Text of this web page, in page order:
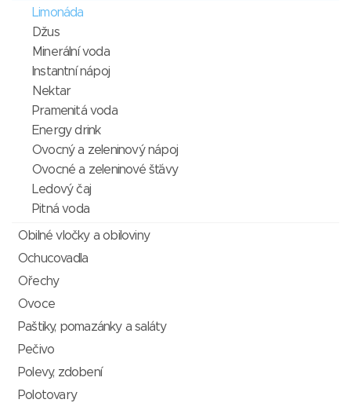
Limonáda
Džus
Minerální voda
Instantní nápoj
Nektar
Pramenitá voda
Energy drink
Ovocný a zeleninový nápoj
Ovocné a zeleninové šťávy
Ledový čaj
Pitná voda
Obilné vločky a obiloviny
Ochucovadla
Ořechy
Ovoce
Paštiky, pomazánky a saláty
Pečivo
Polevy, zdobení
Polotovary